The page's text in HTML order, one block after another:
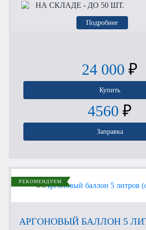
НА СКЛАДЕ - ДО 50 ШТ.
Подробнее
24 000 ₽
Купить
4560 ₽
Заправка
РЕКОМЕНДУЕМ
АРГОНОВЫЙ БАЛЛОН 5